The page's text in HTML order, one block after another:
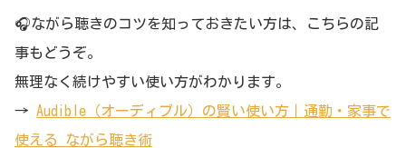
🎧ながら聴きのコツを知っておきたい方は、こちらの記
事もどうぞ。
無理なく続けやすい使い方がわかります。
→ Audible（オーディブル）の賢い使い方｜通勤・家事で
使える ながら聴き術